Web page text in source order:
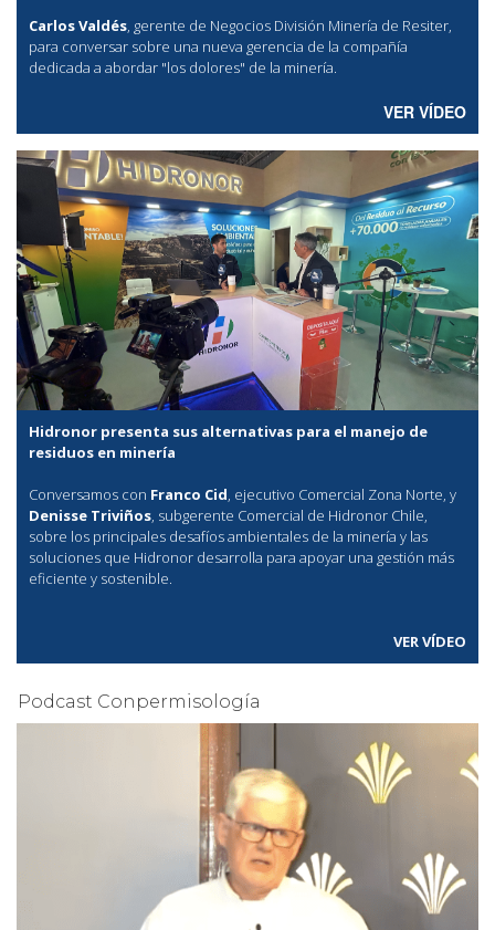
Carlos Valdés, gerente de Negocios División Minería de Resiter,
para conversar sobre una nueva gerencia de la compañía
dedicada a abordar "los dolores" de la minería.
VER VÍDEO
Hidronor presenta sus alternativas para el manejo de
residuos en minería
Conversamos con Franco Cid, ejecutivo Comercial Zona Norte, y
Denisse Triviños, subgerente Comercial de Hidronor Chile,
sobre los principales desafíos ambientales de la minería y las
soluciones que Hidronor desarrolla para apoyar una gestión más
eficiente y sostenible.
VER VÍDEO
Podcast Conpermisología